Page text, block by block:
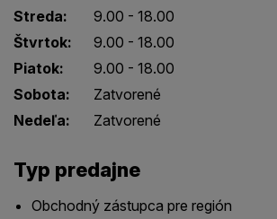
Streda:
9.00 - 18.00
Štvrtok:
9.00 - 18.00
Piatok:
9.00 - 18.00
Sobota:
Zatvorené
Nedeľa:
Zatvorené
Typ predajne
Obchodný zástupca pre región